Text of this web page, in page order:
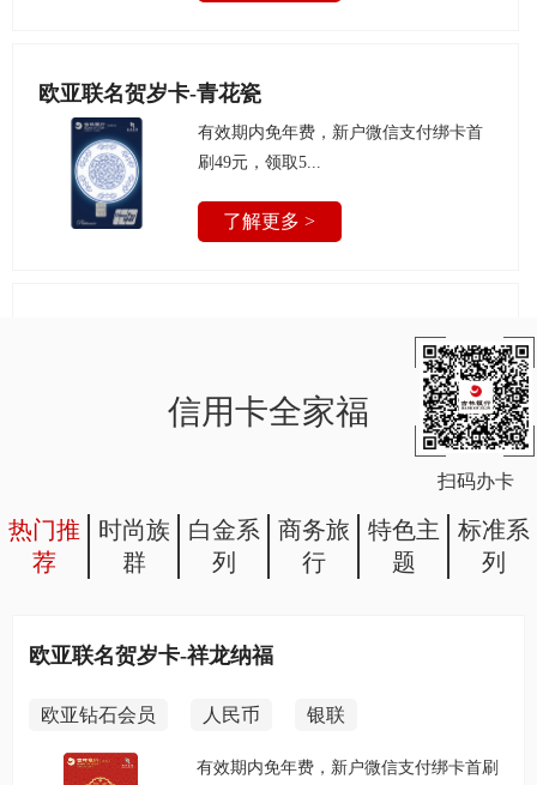
欧亚联名贺岁卡-青花瓷
有效期内免年费，新户微信支付绑卡首
刷49元，领取5...
了解更多 >
新户微信支付绑卡首刷49元，领取50元
微信立减金、...
吉林城市卡
微信立减金、...
了解更多 >
信用卡全家福
扫码办卡
热门推
荐
时尚族
群
白金系
列
商务旅
行
特色主
题
标准系
列
欧亚联名贺岁卡-祥龙纳福
欧亚钻石会员 人民币 银联
有效期内免年费，新户微信支付绑卡首刷